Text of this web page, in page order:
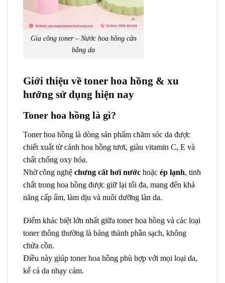
Gia công toner – Nước hoa hồng cân
bằng da
Giới thiệu về toner hoa hồng & xu
hướng sử dụng hiện nay
Toner hoa hồng là gì?
Toner hoa hồng là dòng sản phẩm chăm sóc da được
chiết xuất từ cánh hoa hồng tươi, giàu vitamin C, E và
chất chống oxy hóa.
Nhờ công nghệ chưng cất hơi nước hoặc ép lạnh, tinh
chất trong hoa hồng được giữ lại tối đa, mang đến khả
năng cấp ẩm, làm dịu và nuôi dưỡng làn da.
Điểm khác biệt lớn nhất giữa toner hoa hồng và các loại
toner thông thường là bảng thành phần sạch, không
chứa cồn.
Điều này giúp toner hoa hồng phù hợp với mọi loại da,
kể cả da nhạy cảm.